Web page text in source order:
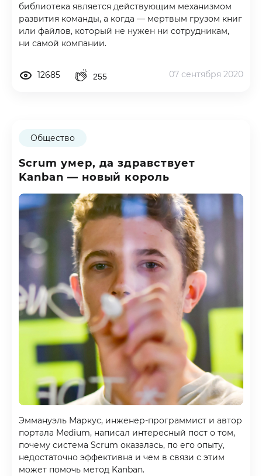
библиотека является действующим механизмом
развития команды, а когда — мертвым грузом книг
или файлов, который не нужен ни сотрудникам,
ни самой компании.
12685 255 07 сентября 2020
Общество
Scrum умер, да здравствует
Kanban — новый король
Эммануэль Маркус, инженер-программист и автор
портала Medium, написал интересный пост о том,
почему система Scrum оказалась, по его опыту,
недостаточно эффективна и чем в связи с этим
может помочь метод Kanban.